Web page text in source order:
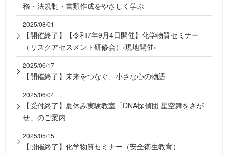
務・法規制・書類作成をやさしく学ぶ
2025/08/01
【開催終了】【令和7年9月4日開催】化学物質セミナー
（リスクアセスメント研修会）‹現地開催›
2025/06/17
【開催終了】未来をつなぐ、小さな心の物語
2025/06/04
【受付終了】夏休み実験教室「DNA探偵団 星空舞をさが
せ」のご案内
2025/05/15
【開催終了】化学物質セミナー（安全衛生教育）